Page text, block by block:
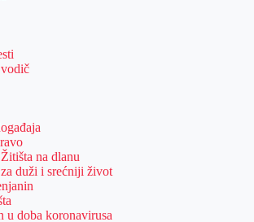
na dlanu
duži i srećniji život
u doba koronavirusa